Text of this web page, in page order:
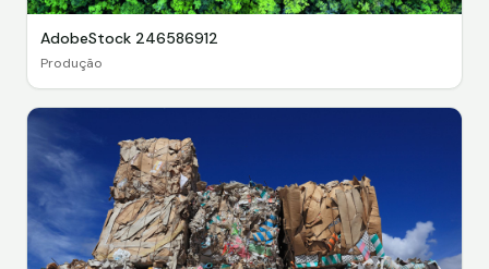
AdobeStock 246586912
Produção